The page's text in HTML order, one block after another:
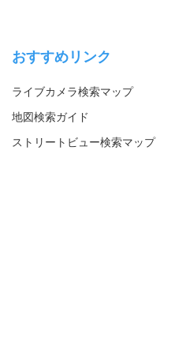
おすすめリンク
ライブカメラ検索マップ
地図検索ガイド
ストリートビュー検索マップ